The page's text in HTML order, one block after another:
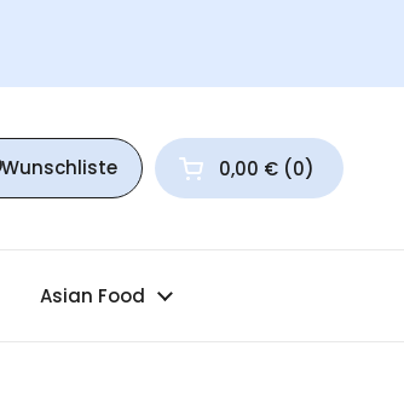
Wunschliste Warenkorb öffnen
0,00 € 0
Asian Food